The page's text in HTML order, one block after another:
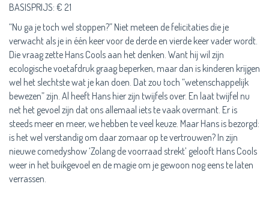
BASISPRIJS: € 21
“Nu ga je toch wel stoppen?” Niet meteen de felicitaties die je
verwacht als je in één keer voor de derde en vierde keer vader wordt.
Die vraag zette Hans Cools aan het denken. Want hij wil zijn
ecologische voetafdruk graag beperken, maar dan is kinderen krijgen
wel het slechtste wat je kan doen. Dat zou toch “wetenschappelijk
bewezen” zijn. Al heeft Hans hier zijn twijfels over. En laat twijfel nu
net het gevoel zijn dat ons allemaal iets te vaak overmant. Er is
steeds meer en meer, we hebben te veel keuze. Maar Hans is bezorgd:
is het wel verstandig om daar zomaar op te vertrouwen? In zijn
nieuwe comedyshow ‘Zolang de voorraad strekt’ gelooft Hans Cools
weer in het buikgevoel en de magie om je gewoon nog eens te laten
verrassen.